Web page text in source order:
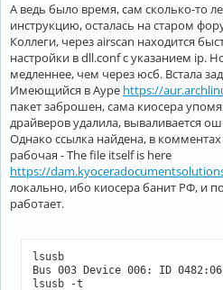
ц
и
я
А ведь было время, сам сколько-то
инструкцию, осталась на старом
Коллеги, через airscan находится
настройки в dll.conf с указанием ip.
медленнее, чем через юсб. Встала
Имеющийся в Ауре https://
пакет заброшен, сама киосера
драйверов удалила, вываливается
Однако ссылка найдена, в
рабочая - The file itself is here
https://
локально, ибо киосера банит РФ, и
работает.
lsusb
Bus 003 Device 006: ID